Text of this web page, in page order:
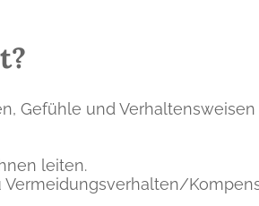
Gefühle und
leiten.